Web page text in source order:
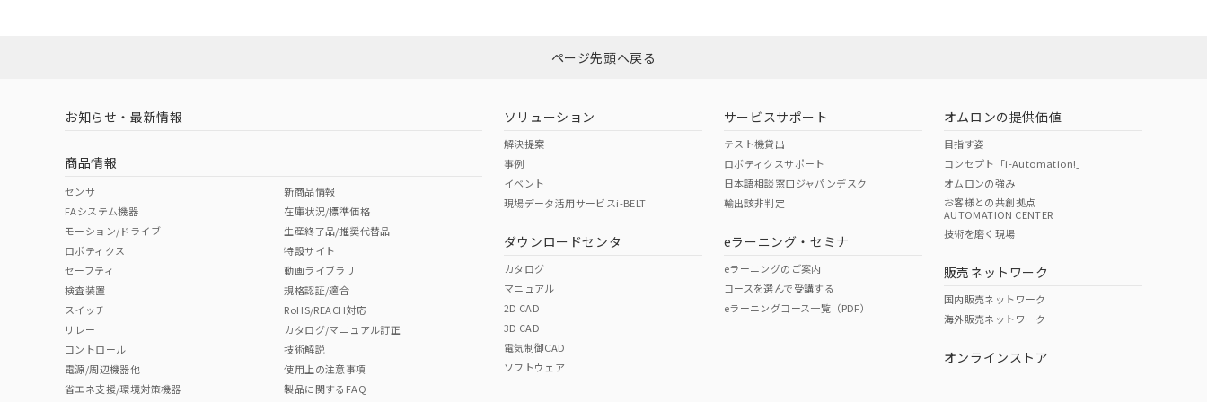
ダウンロードはこちら
中国 RoHS 注意事項・凡例
中国 RoHS表
Pb Hg Cr(VI)
O O
"対応済み"や非含有の記載がされた商品であっても、流通在庫等で未対応品が混在する可能性があります。
非含有品が必要な際は、弊社営業部門もしくは販売店へお問い合わせください。
ページ先頭へ戻る
お知らせ・最新情報
商品情報
センサ
FAシステム機器
モーション/ドライブ
ロボティクス
セーフティ
検査装置
スイッチ
リレー
コントロール
電源/周辺機器他
省エネ支援/環境対策機器
新商品情報
在庫状況/標準価格
生産終了品/推奨代替品
特設サイト
動画ライブラリ
規格認証/適合
RoHS/REACH対応
カタログ/マニュアル訂正
技術解説
使用上の注意事項
製品に関するFAQ
ソリューション
解決提案
事例
イベント
現場データ活用サービスi-BELT
ダウンロードセンタ
カタログ
マニュアル
2D CAD
3D CAD
電気制御CAD
ソフトウェア
サービスサポート
テスト機貸出
ロボティクスサポート
日本語相談窓口ジャパンデスク
輸出該非判定
eラーニング・セミナ
eラーニングのご案内
コースを選んで受講する
eラーニングコース一覧（PDF）
オムロンの提供価値
目指す姿
コンセプト「i-Automation!」
オムロンの強み
お客様との共創拠点
AUTOMATION CENTER
技術を磨く現場
販売ネットワーク
国内販売ネットワーク
海外販売ネットワーク
オンラインストア